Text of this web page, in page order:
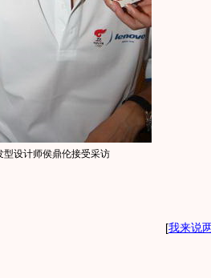
型设计师侯鼎伦接受采访
[我来说